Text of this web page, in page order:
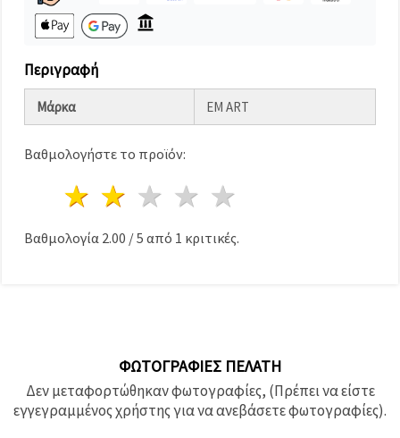
προτιμήσεις
σας στις
επιλέγοντας
δεδομένο
cookies και
κλικ στο
Στον
Περιγραφή
Μάρκα EM ART
Βαθμολογήστε το προϊόν:
4 Αστέρια
3 Αστέρια
2 Αστέρια
1 Αστέρι
Βαθμολογία 2.00 /5 από 1 κριτικές.
ΦΩΤΟΓΡΑΦΊΕΣ ΠΕΛΆΤΗ
Δεν μεταφορτώθηκαν φωτογραφίες, (Πρέπει να είστε
εγγεγραμμένος χρήστης για να ανεβάσετε φωτογραφίες).